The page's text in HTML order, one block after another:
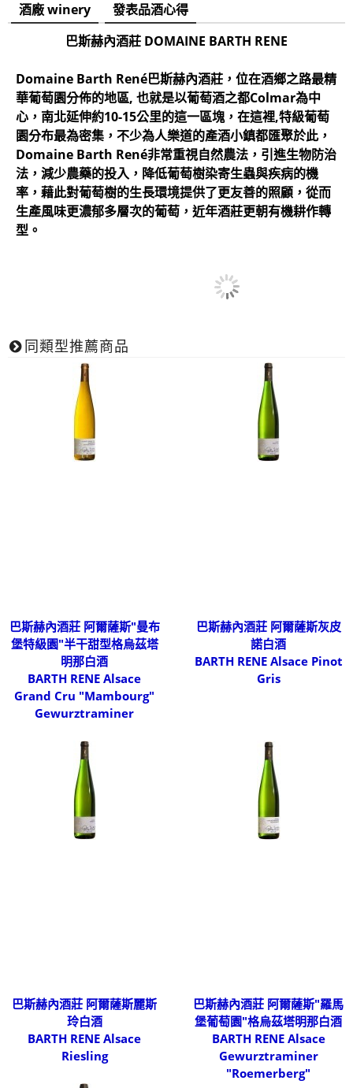
酒廠 winery
發表品酒心得
巴斯赫內酒莊 DOMAINE BARTH RENE
​Domaine Barth René巴斯赫內酒莊，位在酒鄉之路最精
華葡萄園分佈的地區, 也就是以葡萄酒之都Colmar為中
心，南北延伸約10-15公里的這一區塊，在這裡,特級葡萄
園分布最為密集，不少為人樂道的產酒小鎮都匯聚於此，
Domaine Barth René非常重視自然農法，引進生物防治
法，減少農藥的投入，降低葡萄樹染寄生蟲與疾病的機
率，藉此對葡萄樹的生長環境提供了更友善的照顧，從而
生產風味更濃郁多層次的葡萄，近年酒莊更朝有機耕作轉
型。
同類型推薦商品
巴斯赫內酒莊 阿爾薩斯"曼布
堡特級園"半干甜型格烏茲塔
明那白酒
BARTH RENE Alsace
Grand Cru "Mambourg"
Gewurztraminer
巴斯赫內酒莊 阿爾薩斯灰皮
諾白酒
BARTH RENE Alsace Pinot
Gris
巴斯赫內酒莊 阿爾薩斯麗斯
玲白酒
BARTH RENE Alsace
Riesling
巴斯赫內酒莊 阿爾薩斯"羅馬
堡葡萄園"格烏茲塔明那白酒
BARTH RENE Alsace
Gewurztraminer
"Roemerberg"